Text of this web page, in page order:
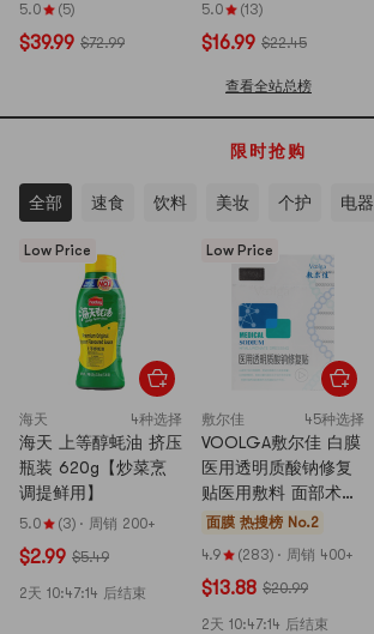
全套4瓶
5.0 (5)
$39.99 $72.99
小纹 美妆卸妆干湿两
用 250g*5包入 新包
装随机发货【超值
5.0 (13)
$16.99 $22.45
查看全站总榜
限时抢购
全部 速食 饮料 美妆 个护 电器
Low Price
海天 4种选择
海天 上等醇蚝油 挤压
瓶装 620g【炒菜烹
调提鲜用】
5.0 (3) · 周销 200+
$2.99 $5.49
2天 10:47:11后结束
Low Price
敷尔佳 45种选择
VOOLGA敷尔佳 白膜
医用透明质酸钠修复
贴医用敷料 面部术后
修复舒缓去红 5片装
装随机发货)
面膜 热搜榜 No.2
4.9
(283) · 周销 400+
$13.88 $20.99
2天 10:47:11后结束